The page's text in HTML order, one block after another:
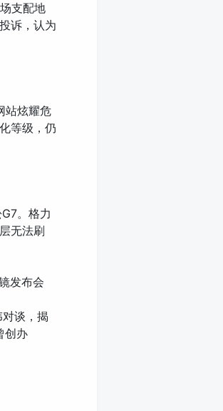
支配地
诉，认为
站炫耀危
等级，仍
。格力
无法刷
发布会
谈，揭
创办